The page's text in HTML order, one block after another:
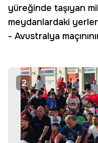
yüreğinde taşıyan
meydanlardaki
- Avustralya
2